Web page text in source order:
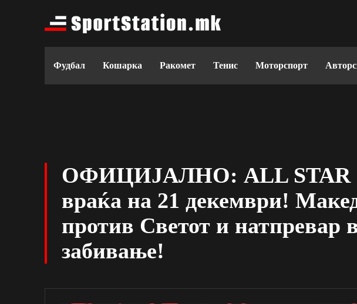
Фудбал Кошарка Ракомет Тенис Моторспорт
ОФИЦИЈАЛНО: ALL STAR
враќа на 21 декември!
против Светот и натпревар
забивање!